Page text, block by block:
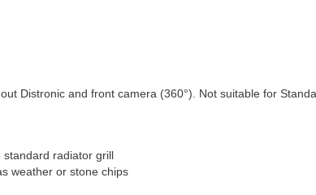
Distronic and front camera (360°). Not suitable for
standard radiator grill
weather or stone chips